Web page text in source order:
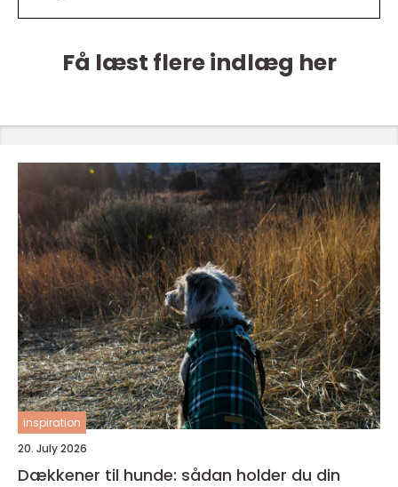
Få læst flere indlæg her
inspiration
20. July 2026
Dækkener til hunde: sådan holder du din